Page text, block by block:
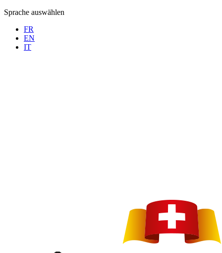
Sprache auswählen
FR
EN
IT